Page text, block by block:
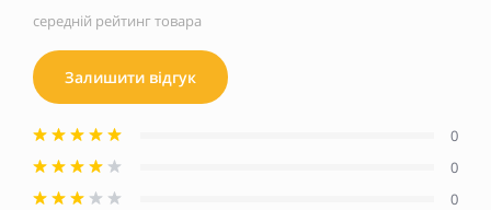
середній рейтинг товара
Залишити відгук
0
0
0